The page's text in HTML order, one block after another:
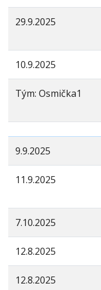
29.9.2025
10.9.2025
Tým: Osmička1
9.9.2025
11.9.2025
7.10.2025
12.8.2025
12.8.2025